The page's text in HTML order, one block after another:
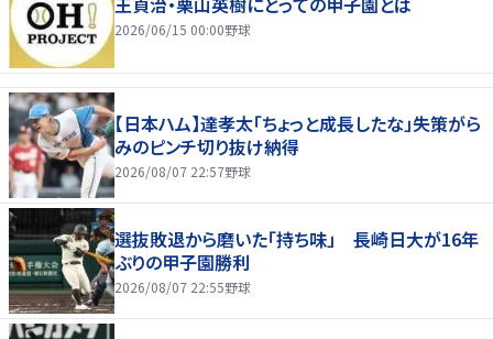
2026/06/15 00:00野球
【日本ハム】達孝太「ちょっと成長したな」失策がら
みのピンチ切り抜け納得
2026/08/07 22:57野球
選抜敗退から磨いた「持ち味」 長崎日大が16年
ぶりの甲子園勝利
2026/08/07 22:55野球